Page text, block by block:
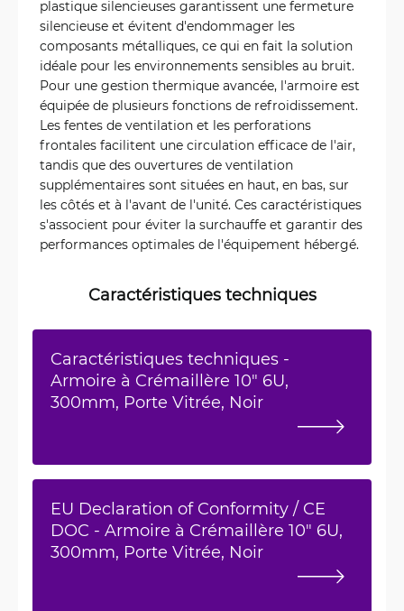
plastique silencieuses garantissent une fermeture
silencieuse et évitent d'endommager les
composants métalliques, ce qui en fait la solution
idéale pour les environnements sensibles au bruit.
Pour une gestion thermique avancée, l'armoire est
équipée de plusieurs fonctions de refroidissement.
Les fentes de ventilation et les perforations
frontales facilitent une circulation efficace de l'air,
tandis que des ouvertures de ventilation
supplémentaires sont situées en haut, en bas, sur
les côtés et à l'avant de l'unité. Ces caractéristiques
s'associent pour éviter la surchauffe et garantir des
performances optimales de l'équipement hébergé.
Caractéristiques techniques
Caractéristiques techniques -
Armoire à Crémaillère 10" 6U,
300mm, Porte Vitrée, Noir
EU Declaration of Conformity / CE
DOC - Armoire à Crémaillère 10" 6U,
300mm, Porte Vitrée, Noir